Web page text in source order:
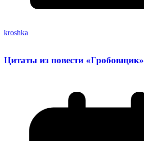
kroshka
Цитаты из повести «Гробовщик»